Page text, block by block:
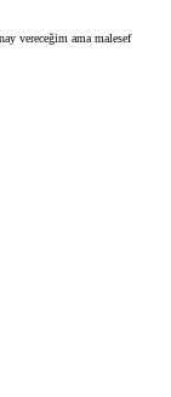
vereceğim ama malesef